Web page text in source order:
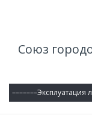
Союз